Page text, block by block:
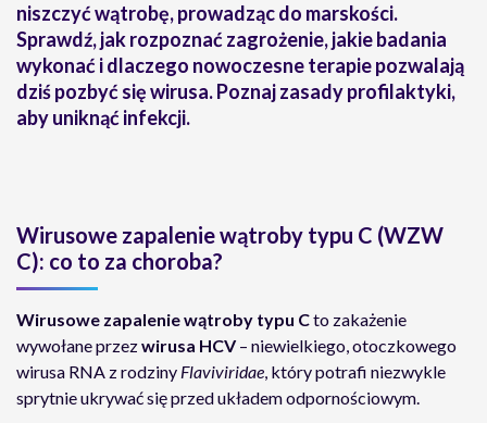
niszczyć wątrobę, prowadząc do marskości.
Sprawdź, jak rozpoznać zagrożenie, jakie badania
wykonać i dlaczego nowoczesne terapie pozwalają
dziś pozbyć się wirusa. Poznaj zasady profilaktyki,
aby uniknąć infekcji.
Wirusowe zapalenie wątroby typu C (WZW
C): co to za choroba?
Wirusowe zapalenie wątroby typu Cto zakażenie
wywołane przezwirusa HCV– niewielkiego, otoczkowego
wirusa RNA z rodziny Flaviviridae, który potrafi niezwykle
sprytnie ukrywać się przed układem odpornościowym.